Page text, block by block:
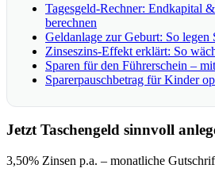
Tagesgeld-Rechner: Endkapital
berechnen
Geldanlage zur Geburt: So legen
Zinseszins-Effekt erklärt: So
Sparen für den Führerschein –
Sparerpauschbetrag für Kinder
Jetzt Taschengeld sinnvoll
3,50% Zinsen p.a. – monatliche